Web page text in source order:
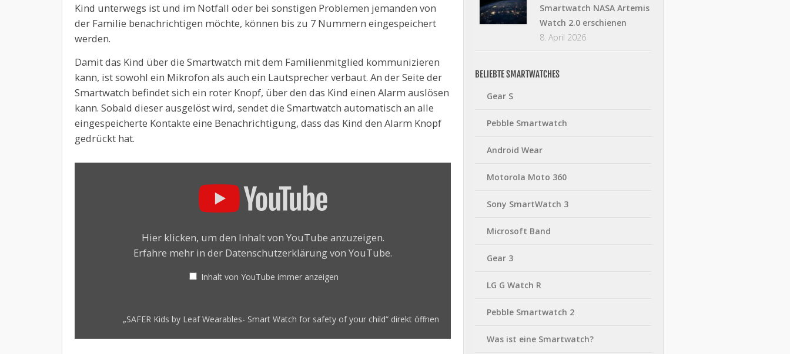
Kind unterwegs ist und im Notfall oder bei sonstigen Problemen jemanden von
der Familie benachrichtigen möchte, können bis zu 7 Nummern eingespeichert
werden.
Damit das Kind über die Smartwatch mit dem Familienmitglied kommunizieren
kann, ist sowohl ein Mikrofon als auch ein Lautsprecher verbaut. An der Seite der
Smartwatch befindet sich ein roter Knopf, über den das Kind einen Alarm auslösen
kann. Sobald dieser ausgelöst wird, sendet die Smartwatch automatisch an alle
eingespeicherte Kontakte eine Benachrichtigung, dass das Kind den Alarm Knopf
gedrückt hat.
Hier klicken, um den Inhalt von YouTube anzuzeigen.
Erfahre mehr in der Datenschutzerklärung von YouTube.
Inhalt von YouTube immer anzeigen
„SAFER Kids by Leaf Wearables- Smart Watch for safety of your child“ direkt öffnen
Smartwatch NASA Artemis
Watch 2.0 erschienen
8. April 2026
BELIEBTE SMARTWATCHES
Gear S
Pebble Smartwatch
Android Wear
Motorola Moto 360
Sony SmartWatch 3
Microsoft Band
Gear 3
LG G Watch R
Pebble Smartwatch 2
Was ist eine Smartwatch?